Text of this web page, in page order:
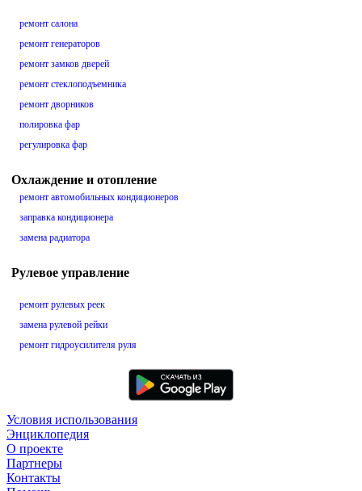
ремонт салона
ремонт генераторов
ремонт замков дверей
ремонт стеклоподъемника
ремонт дворников
полировка фар
регулировка фар
Охлаждение и отопление
ремонт автомобильных кондиционеров
заправка кондиционера
замена радиатора
Рулевое управление
ремонт рулевых реек
замена рулевой рейки
ремонт гидроусилителя руля
Условия использования
Энциклопедия
О проекте
Партнеры
Контакты